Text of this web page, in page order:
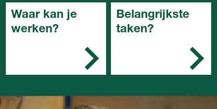
Waar kan je
werken?
metaalverwerkingsbedrijf,
een (elektrotechnisch)
installatiebedrijf of
bedrijven.
Belangrijkste
taken?
Je bereidt het werk
Je assisteert je